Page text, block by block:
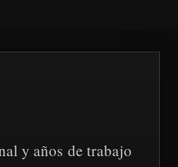
y años de trabajo